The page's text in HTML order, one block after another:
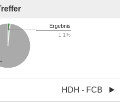
Ergebnis
1.1%
HDH - FCB